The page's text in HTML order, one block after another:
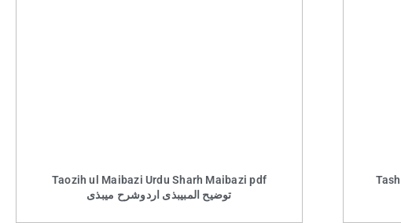
Taozih ul Maibazi Urdu Sharh Maibazi pdf
توضیح المبیبذی اردوشرح میبذی